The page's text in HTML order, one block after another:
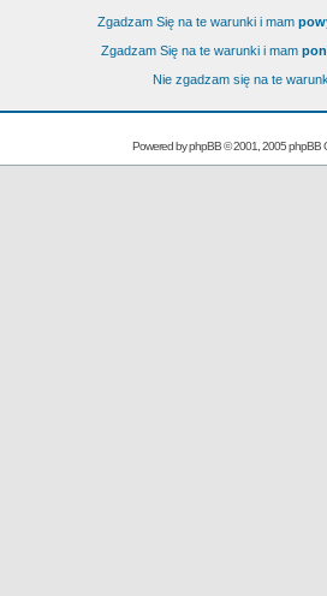
Zgadzam Się na te warunki i mam
Zgadzam Się na te warunki i mam
Nie zgadzam się na te
Powered byphpBB© 2001, 2005 phpBB